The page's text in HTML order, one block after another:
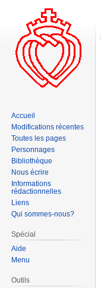
Accueil
Modifications récentes
Toutes les pages
Personnages
Bibliothèque
Nous écrire
Informations
rédactionnelles
Liens
Qui sommes-nous?
Spécial
Aide
Menu
Outils